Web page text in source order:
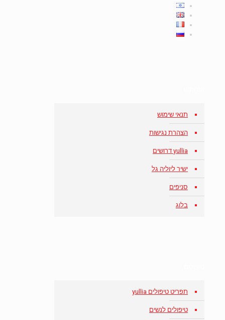
תנאי שימוש
הצהרת נגישות
yullia דרושים
ישיר ליוליה גל
סניפים
בלוג
תפריט טיפולים yullia
טיפולים לנשים